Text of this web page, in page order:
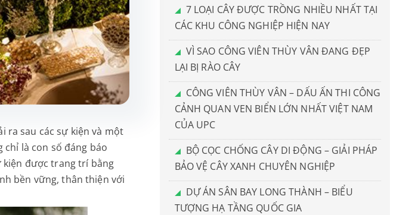
ra sau các sự kiện và một
chỉ là con số đáng báo
kiện được trang trí bằng
bền vững, thân thiện với
7 LOẠI CÂY ĐƯỢC TRỒNG NHIỀU NHẤT TẠI
CÁC KHU CÔNG NGHIỆP HIỆN NAY
VÌ SAO CÔNG VIÊN THÙY VÂN ĐANG ĐẸP
LẠI BỊ RÀO CÂY
CÔNG VIÊN THÙY VÂN – DẤU ẤN THI CÔNG
CẢNH QUAN VEN BIỂN LỚN NHẤT VIỆT NAM
CỦA UPC
BỘ CỌC CHỐNG CÂY DI ĐỘNG – GIẢI PHÁP
BẢO VỆ CÂY XANH CHUYÊN NGHIỆP
DỰ ÁN SÂN BAY LONG THÀNH – BIỂU
TƯỢNG HẠ TẦNG QUỐC GIA